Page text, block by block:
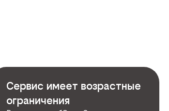
Сервис имеет возрастные
ограничения